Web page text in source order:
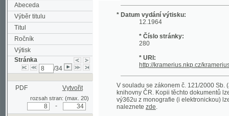
Výběr titulu
Titul
Ročník
Výtisk
Stránka
PDF Vytvořit
rozsah stran: (max. 20)
* Datum vydání výtisku:
12.1964
* Číslo stránky:
* URI:
V souladu se zákonem č. 121/2000 Sb.
knihovny ČR. Kopii těchto dokumentů lze
vý362u z monografie (i elektronickou) lze
naleznetezde.